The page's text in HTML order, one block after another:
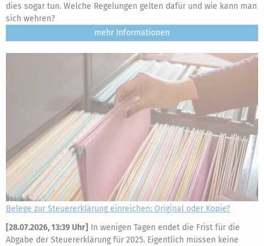
dies sogar tun. Welche Regelungen gelten dafür und wie kann man
sich wehren?
mehr
Belege zur Steuererklärung einreichen: Original oder Kopie?
[28.07.2026, 13:39 Uhr] In wenigen Tagen endet die Frist für die
Abgabe der Steuererklärung für 2025. Eigentlich müssen keine